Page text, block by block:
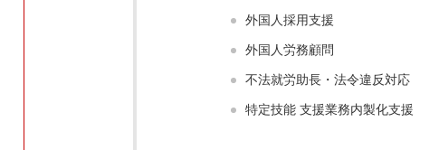
外国人採用支援
外国人労務顧問
不法就労助長・法令違反対応
特定技能 支援業務内製化支援